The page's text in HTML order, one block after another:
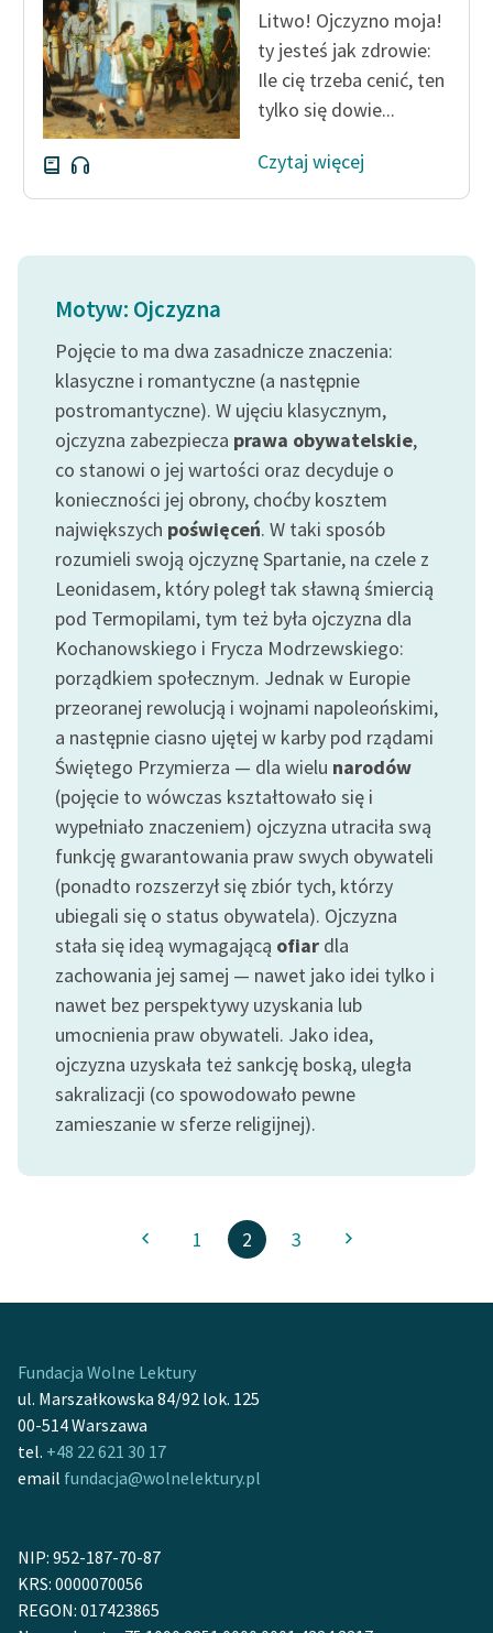
Litwo! Ojczyzno moja!
ty jesteś jak zdrowie:
Ile cię trzeba cenić, ten
tylko się dowie...
Czytaj więcej
Motyw: Ojczyzna
Pojęcie to ma dwa zasadnicze znaczenia:
klasyczne i romantyczne (a następnie
postromantyczne). W ujęciu klasycznym,
ojczyzna zabezpiecza prawa obywatelskie,
co stanowi o jej wartości oraz decyduje o
konieczności jej obrony, choćby kosztem
największych poświęceń. W taki sposób
rozumieli swoją ojczyznę Spartanie, na czele z
Leonidasem, który poległ tak sławną śmiercią
pod Termopilami, tym też była ojczyzna dla
Kochanowskiego i Frycza Modrzewskiego:
porządkiem społecznym. Jednak w Europie
przeoranej rewolucją i wojnami napoleońskimi,
a następnie ciasno ujętej w karby pod rządami
Świętego Przymierza — dla wielu narodów
(pojęcie to wówczas kształtowało się i
wypełniało znaczeniem) ojczyzna utraciła swą
funkcję gwarantowania praw swych obywateli
(ponadto rozszerzył się zbiór tych, którzy
ubiegali się o status obywatela). Ojczyzna
stała się ideą wymagającą ofiar dla
zachowania jej samej — nawet jako idei tylko i
nawet bez perspektywy uzyskania lub
umocnienia praw obywateli. Jako idea,
ojczyzna uzyskała też sankcję boską, uległa
sakralizacji (co spowodowało pewne
zamieszanie w sferze religijnej).
1 2 3
Fundacja Wolne Lektury
ul. Marszałkowska 84/92 lok. 125
00-514 Warszawa
tel. +48 22 621 30 17
email fundacja@wolnelektury.pl
NIP: 952-187-70-87
KRS: 0000070056
REGON: 017423865